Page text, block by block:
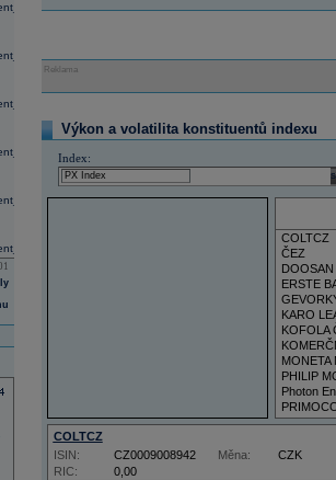
0,75
0,00
Reklama
Výkon a volatilita konstituentů indexu
Index:
COLTCZ
ČEZ
DOOSAN
ERSTE
KARO
KOFOLA
MONETA
PHILIP
Photon
VIG
COLTCZ
RIC: 0,00
ISIN: CZ0009008942 Měna: CZK